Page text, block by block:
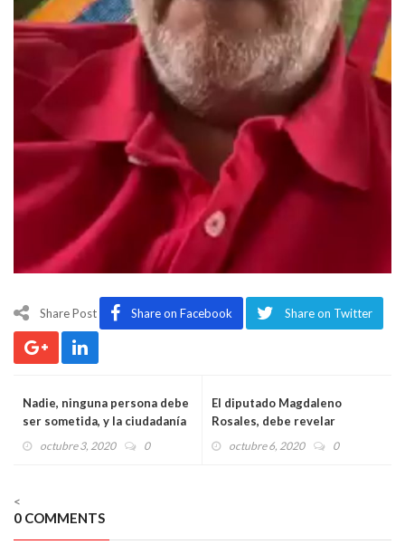
Share Post Share on Facebook Share on Twitter
Nadie, ninguna persona debe
ser sometida, y la ciudadanía
tiene derecho a decidir su
octubre 3, 2020 0
El diputado Magdaleno
Rosales, debe revelar
nombres de diputadas y
octubre 6, 2020 0
<
0 COMMENTS